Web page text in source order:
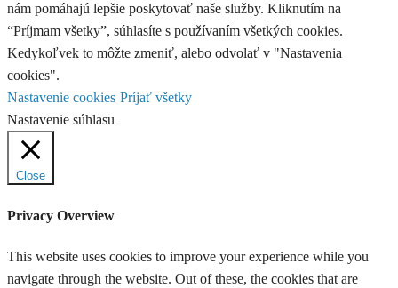
nám pomáhajú lepšie poskytovať naše služby. Kliknutím na
“Príjmam všetky”, súhlasíte s používaním všetkých cookies.
Kedykoľvek to môžte zmeniť, alebo odvolať v "Nastavenia
cookies".
Nastavenie cookies Príjať všetky
Nastavenie súhlasu
Close
Privacy Overview
This website uses cookies to improve your experience while you
navigate through the website. Out of these, the cookies that are